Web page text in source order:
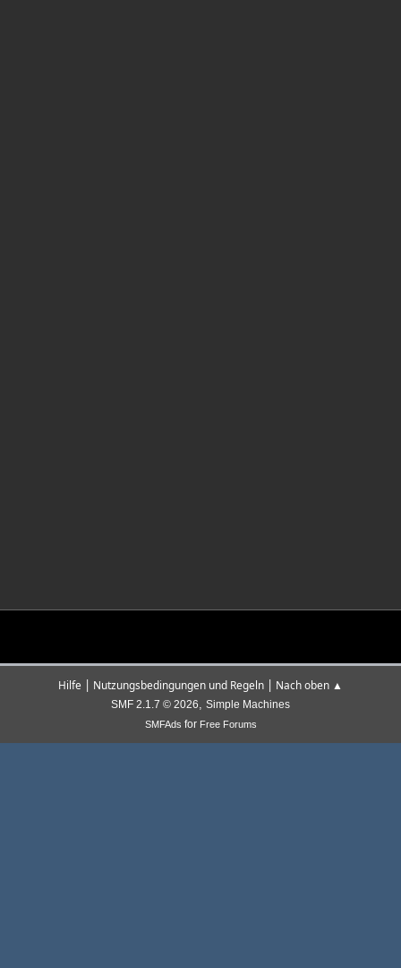
Hilfe | Nutzungsbedingungen und Regeln | Nach oben ▲
SMF 2.1.7 © 2026, Simple Machines
SMFAds for Free Forums